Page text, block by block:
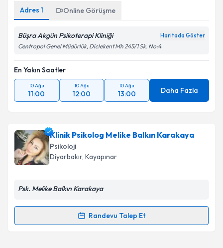
Adres 1 Online Görüşme
Büşra Akgün Psikoterapi Kliniği Haritada Göster
Centropol Genel Müdürlük, Diclekent Mh 245/1 Sk. No:4
En Yakın Saatler
10 Ağu
11:00
10 Ağu
12:00
10 Ağu
13:00 Daha Fazla
Klinik Psikolog Melike Balkın Karakaya
Psikoloji
Diyarbakır, Kayapınar
Psk. Melike Balkın Karakaya
Randevu Talep Et
Randevu Takvimi Talebi